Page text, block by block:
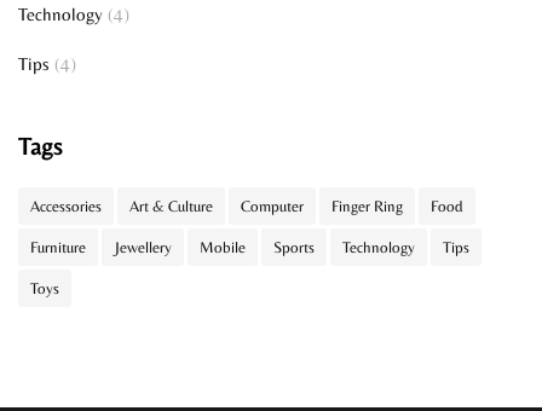
Technology (4)
Tips (4)
Tags
Accessories Art & Culture Computer Finger Ring Food
Furniture Jewellery Mobile Sports Technology Tips
Toys